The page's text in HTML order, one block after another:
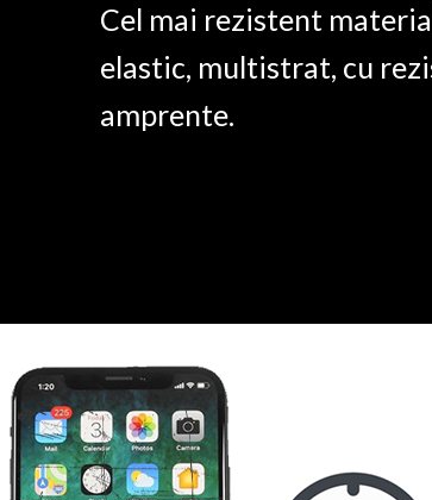
Cel mai rezistent
elastic, multistrat, cu
amprente.